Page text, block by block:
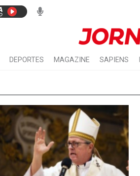
DEPORTES MAGAZINE SAPIENS